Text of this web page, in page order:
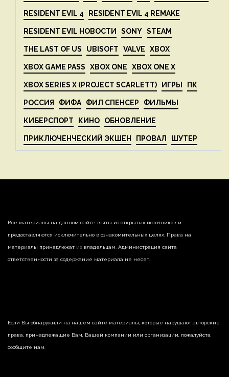
RESIDENT EVIL 4 RESIDENT EVIL 4 REMAKE
RESIDENT EVIL НОВОСТИ SONY STEAM
THE LAST OF US UBISOFT VALVE XBOX
XBOX GAME PASS XBOX ONE XBOX ONE X
XBOX SERIES X (PROJECT SCARLETT) ИГРЫ ПК
РОССИЯ ФИФА ФИЛ СПЕНСЕР ФИЛЬМЫ
КИБЕРСПОРТ КИНО ОБНОВЛЕНИЕ
ПРИКЛЮЧЕНЧЕСКИЙ ЭКШЕН ПРОВАЛ ШУТЕР
Все материалы на данном сайте взяты из открытых источников и
предоставляются исключительно в ознакомительных целях. Права на
материалы принадлежат их владельцам. Администрация сайта
ответственности за содержание материала не несет.
Если Вы обнаружили на нашем сайте материалы, которые нарушают авторские
права, принадлежащие Вам, Вашей компании или организации, пожалуйста,
сообщите нам.